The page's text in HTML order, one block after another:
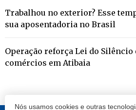
Nós usamos cookies e outras
Trabalhou no exterior? Esse
sua aposentadoria no Brasil
Operação reforça Lei do
comércios em Atibaia